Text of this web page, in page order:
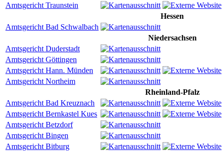
Amtsgericht Traunstein
Hessen
Amtsgericht Bad Schwalbach
Niedersachsen
Amtsgericht Duderstadt
Amtsgericht Göttingen
Amtsgericht Hann. Münden
Amtsgericht Northeim
Rheinland-Pfalz
Amtsgericht Bad Kreuznach
Amtsgericht Bernkastel Kues
Amtsgericht Betzdorf
Amtsgericht Bingen
Amtsgericht Bitburg